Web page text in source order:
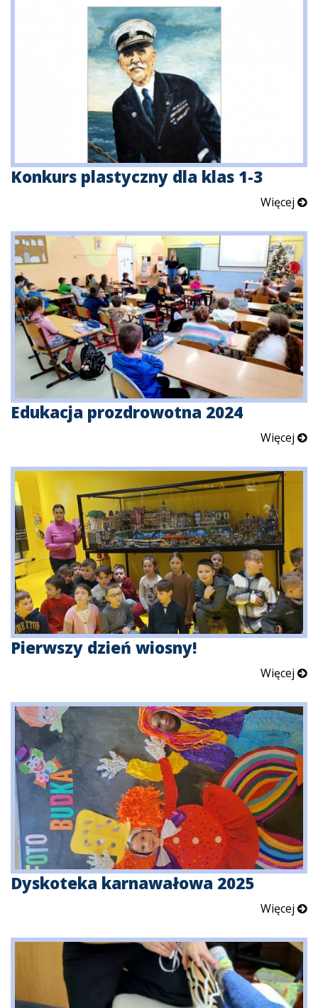
Konkurs plastyczny dla klas 1-3
Więcej
Edukacja prozdrowotna 2024
Więcej
Pierwszy dzień wiosny!
Więcej
Dyskoteka karnawałowa 2025
Więcej